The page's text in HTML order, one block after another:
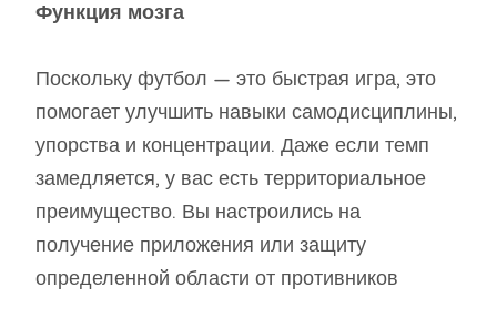
Функция мозга
Поскольку футбол — это быстрая игра, это
помогает улучшить навыки самодисциплины,
упорства и концентрации. Даже если темп
замедляется, у вас есть территориальное
преимущество. Вы настроились на
получение приложения или защиту
определенной области от противников